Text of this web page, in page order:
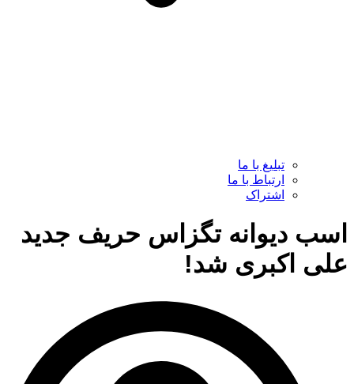
تبلیغ با ما
ارتباط با ما
اشتراک
اسب دیوانه تگزاس حریف جدید
علی اکبری شد!